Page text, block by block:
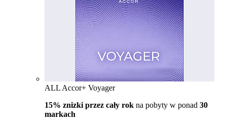
ALL Accor+ Voyager
15% znizki przez cały rok na pobyty w ponad 30
markach